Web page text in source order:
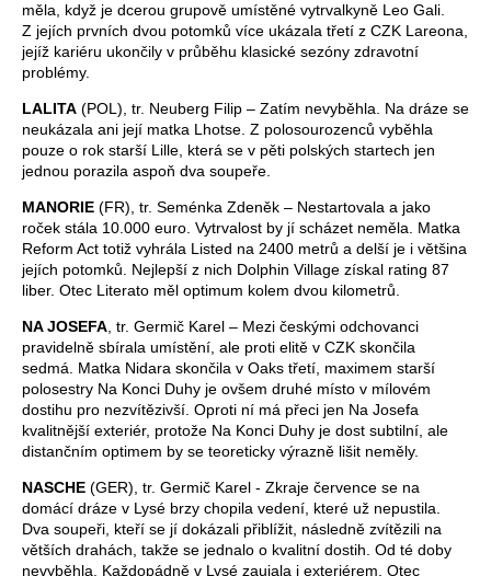
měla, když je dcerou grupově umístěné vytrvalkyně Leo Gali.
Z jejích prvních dvou potomků více ukázala třetí z CZK Lareona,
jejíž kariéru ukončily v průběhu klasické sezóny zdravotní
problémy.
LALITA (POL), tr. Neuberg Filip – Zatím nevyběhla. Na dráze se
neukázala ani její matka Lhotse. Z polosourozenců vyběhla
pouze o rok starší Lille, která se v pěti polských startech jen
jednou porazila aspoň dva soupeře.
MANORIE (FR), tr. Seménka Zdeněk – Nestartovala a jako
roček stála 10.000 euro. Vytrvalost by jí scházet neměla. Matka
Reform Act totiž vyhrála Listed na 2400 metrů a delší je i většina
jejích potomků. Nejlepší z nich Dolphin Village získal rating 87
liber. Otec Literato měl optimum kolem dvou kilometrů.
NA JOSEFA , tr. Germič Karel – Mezi českými odchovanci
pravidelně sbírala umístění, ale proti elitě v CZK skončila
sedmá. Matka Nidara skončila v Oaks třetí, maximem starší
polosestry Na Konci Duhy je ovšem druhé místo v mílovém
dostihu pro nezvítězivší. Oproti ní má přeci jen Na Josefa
kvalitnější exteriér, protože Na Konci Duhy je dost subtilní, ale
distančním optimem by se teoreticky výrazně lišit neměly.
NASCHE (GER), tr. Germič Karel - Zkraje července se na
domácí dráze v Lysé brzy chopila vedení, které už nepustila.
Dva soupeři, kteří se jí dokázali přiblížit, následně zvítězili na
větších drahách, takže se jednalo o kvalitní dostih. Od té doby
nevyběhla. Každopádně v Lysé zaujala i exteriérem. Otec